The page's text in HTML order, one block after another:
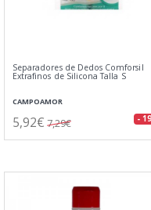
Separadores de Dedos Comforsil
Extrafinos de Silicona Talla S
CAMPOAMOR
5,92€ 7,29€ -